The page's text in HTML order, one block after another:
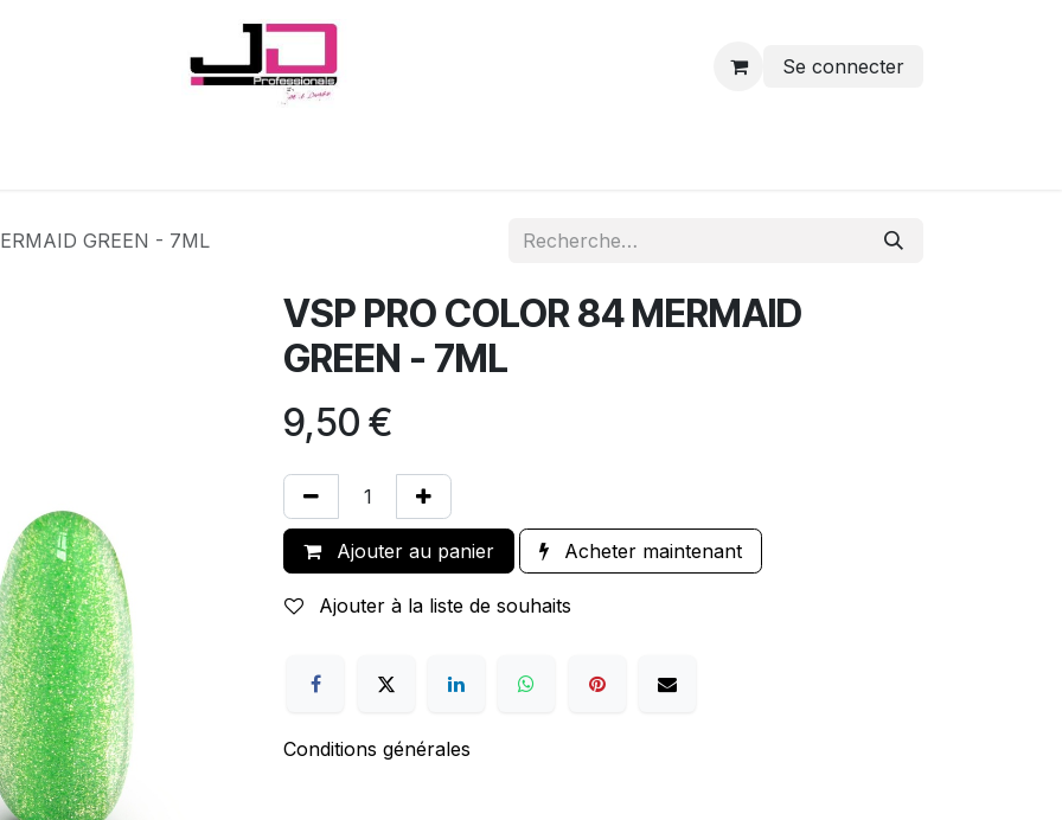
Se connecter
GREEN - 7ML
VSP PRO COLOR 84 MERMAID
GREEN - 7ML
9,50 €
Ajouter au panier Acheter maintenant
Ajouter à la liste de souhaits
Conditions générales